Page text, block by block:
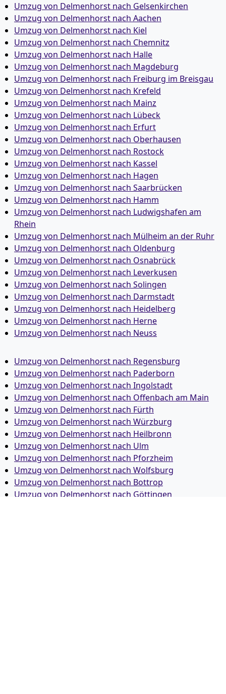
Umzug von Delmenhorst nach Gelsenkirchen
Umzug von Delmenhorst nach Aachen
Umzug von Delmenhorst nach Kiel
Umzug von Delmenhorst nach Chemnitz
Umzug von Delmenhorst nach Halle
Umzug von Delmenhorst nach Magdeburg
Umzug von Delmenhorst nach Freiburg im Breisgau
Umzug von Delmenhorst nach Krefeld
Umzug von Delmenhorst nach Mainz
Umzug von Delmenhorst nach Lübeck
Umzug von Delmenhorst nach Erfurt
Umzug von Delmenhorst nach Oberhausen
Umzug von Delmenhorst nach Rostock
Umzug von Delmenhorst nach Kassel
Umzug von Delmenhorst nach Hagen
Umzug von Delmenhorst nach Saarbrücken
Umzug von Delmenhorst nach Hamm
Umzug von Delmenhorst nach Ludwigshafen am
Rhein
Umzug von Delmenhorst nach Mülheim an der Ruhr
Umzug von Delmenhorst nach Oldenburg
Umzug von Delmenhorst nach Osnabrück
Umzug von Delmenhorst nach Leverkusen
Umzug von Delmenhorst nach Solingen
Umzug von Delmenhorst nach Darmstadt
Umzug von Delmenhorst nach Heidelberg
Umzug von Delmenhorst nach Herne
Umzug von Delmenhorst nach Neuss
Umzug von Delmenhorst nach Regensburg
Umzug von Delmenhorst nach Paderborn
Umzug von Delmenhorst nach Ingolstadt
Umzug von Delmenhorst nach Offenbach am Main
Umzug von Delmenhorst nach Fürth
Umzug von Delmenhorst nach Würzburg
Umzug von Delmenhorst nach Heilbronn
Umzug von Delmenhorst nach Ulm
Umzug von Delmenhorst nach Pforzheim
Umzug von Delmenhorst nach Wolfsburg
Umzug von Delmenhorst nach Bottrop
Umzug von Delmenhorst nach Göttingen